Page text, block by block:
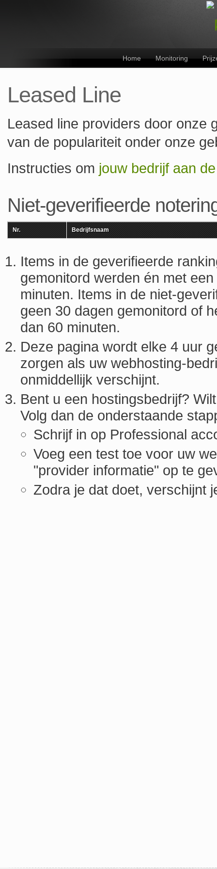
Home Monitoring
Leased Line
Leased line providers door onze
van de populariteit onder onze
Instructies om jouw bedrijf aan
Niet-geverifieerde
Nr. Bedrijfsnaam
Items in de geverifieerde
gemonitord werden én met
minuten. Items in de niet-
geen 30 dagen gemonitord of
dan 60 minuten.
Deze pagina wordt elke 4 uur
zorgen als uw webhosting-
onmiddellijk verschijnt.
Bent u een hostingsbedrijf?
Volg dan de onderstaande
Schrijf in op Professional
Voeg een test toe voor uw
"provider informatie" op te
Zodra je dat doet, verschijnt